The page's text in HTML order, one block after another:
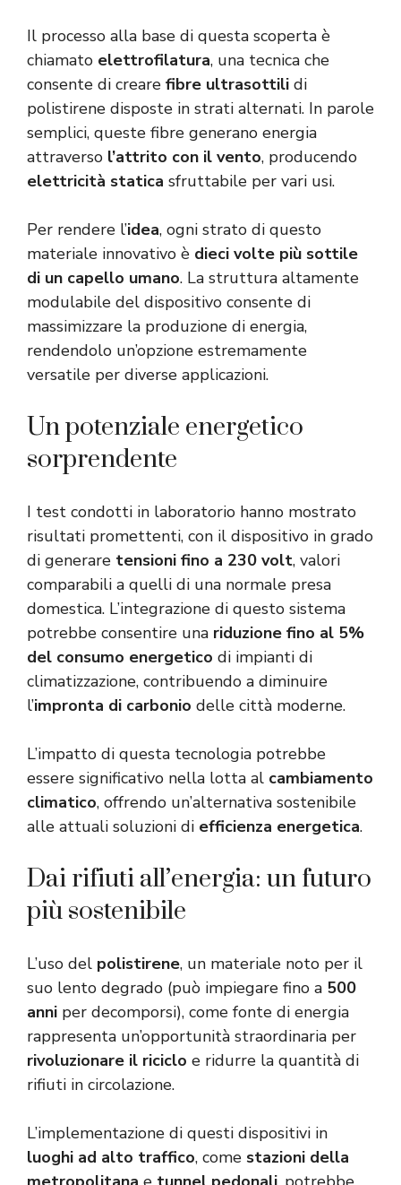
Il processo alla base di questa scoperta è
chiamato elettrofilatura, una tecnica che
consente di creare fibre ultrasottili di
polistirene disposte in strati alternati. In parole
semplici, queste fibre generano energia
attraverso l’attrito con il vento, producendo
elettricità statica sfruttabile per vari usi.
Per rendere l’idea, ogni strato di questo
materiale innovativo è dieci volte più sottile
di un capello umano. La struttura altamente
modulabile del dispositivo consente di
massimizzare la produzione di energia,
rendendolo un’opzione estremamente
versatile per diverse applicazioni.
Un potenziale energetico
sorprendente
I test condotti in laboratorio hanno mostrato
risultati promettenti, con il dispositivo in grado
di generare tensioni fino a 230 volt, valori
comparabili a quelli di una normale presa
domestica. L’integrazione di questo sistema
potrebbe consentire una riduzione fino al 5%
del consumo energetico di impianti di
climatizzazione, contribuendo a diminuire
l’impronta di carbonio delle città moderne.
L’impatto di questa tecnologia potrebbe
essere significativo nella lotta al cambiamento
climatico, offrendo un’alternativa sostenibile
alle attuali soluzioni di efficienza energetica.
Dai rifiuti all’energia: un futuro
più sostenibile
L’uso del polistirene, un materiale noto per il
suo lento degrado (può impiegare fino a 500
anni per decomporsi), come fonte di energia
rappresenta un’opportunità straordinaria per
rivoluzionare il riciclo e ridurre la quantità di
rifiuti in circolazione.
L’implementazione di questi dispositivi in
luoghi ad alto traffico, come stazioni della